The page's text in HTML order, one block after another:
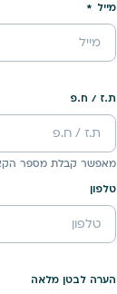
מייל
ת.ז / ח.פ
מאפשר קבלת מספר
טלפון
הערה לבטן מלאה